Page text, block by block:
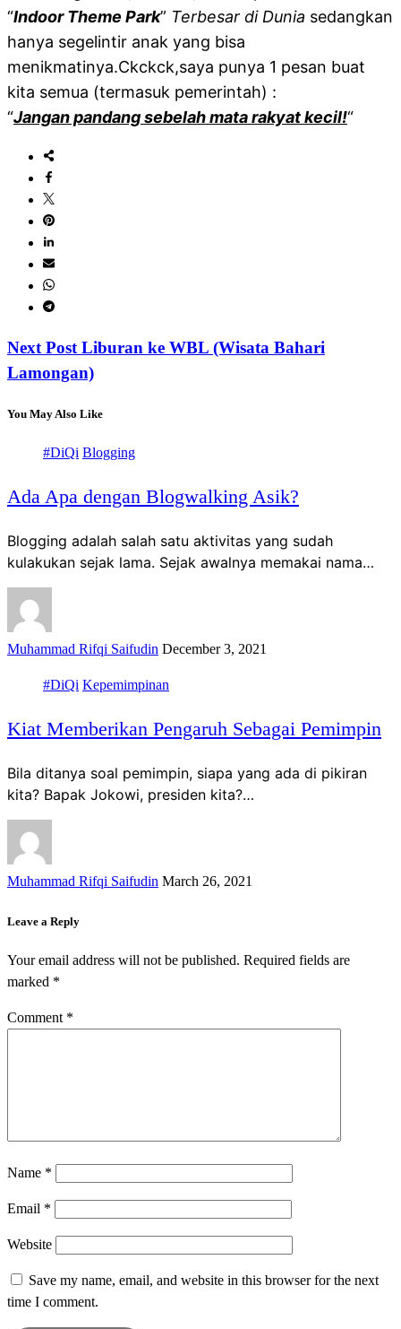
“Indoor Theme Park” Terbesar di Dunia sedangkan
hanya segelintir anak yang bisa
menikmatinya.Ckckck,saya punya 1 pesan buat
kita semua (termasuk pemerintah) :
“Jangan pandang sebelah mata rakyat kecil!“
Next Post Liburan ke WBL (Wisata Bahari
Lamongan)
You May Also Like
#DiQi Blogging
Ada Apa dengan Blogwalking Asik?
Blogging adalah salah satu aktivitas yang sudah
kulakukan sejak lama. Sejak awalnya memakai nama…
Muhammad Rifqi Saifudin December 3, 2021
#DiQi Kepemimpinan
Kiat Memberikan Pengaruh Sebagai Pemimpin
Bila ditanya soal pemimpin, siapa yang ada di pikiran
kita? Bapak Jokowi, presiden kita?…
Muhammad Rifqi Saifudin March 26, 2021
Leave a Reply
Your email address will not be published. Required fields are
marked *
Comment *
Name *
Email *
Website
Save my name, email, and website in this browser for the next
time I comment.